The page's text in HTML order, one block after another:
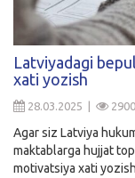
Latviyadagi
xati yozish
28.03.2025 | 2900
Agar siz Latviya
maktablarga hujjat
motivatsiya xati